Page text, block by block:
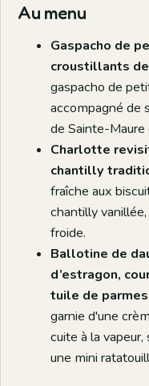
Au menu
Gaspacho de
croustillants
gaspacho de
accompagné de
de Sainte-Maure
Charlotte
chantilly
fraîche aux
chantilly
froide.
Ballotine de
d’estragon,
tuile de
garnie d'une
cuite à la
une mini